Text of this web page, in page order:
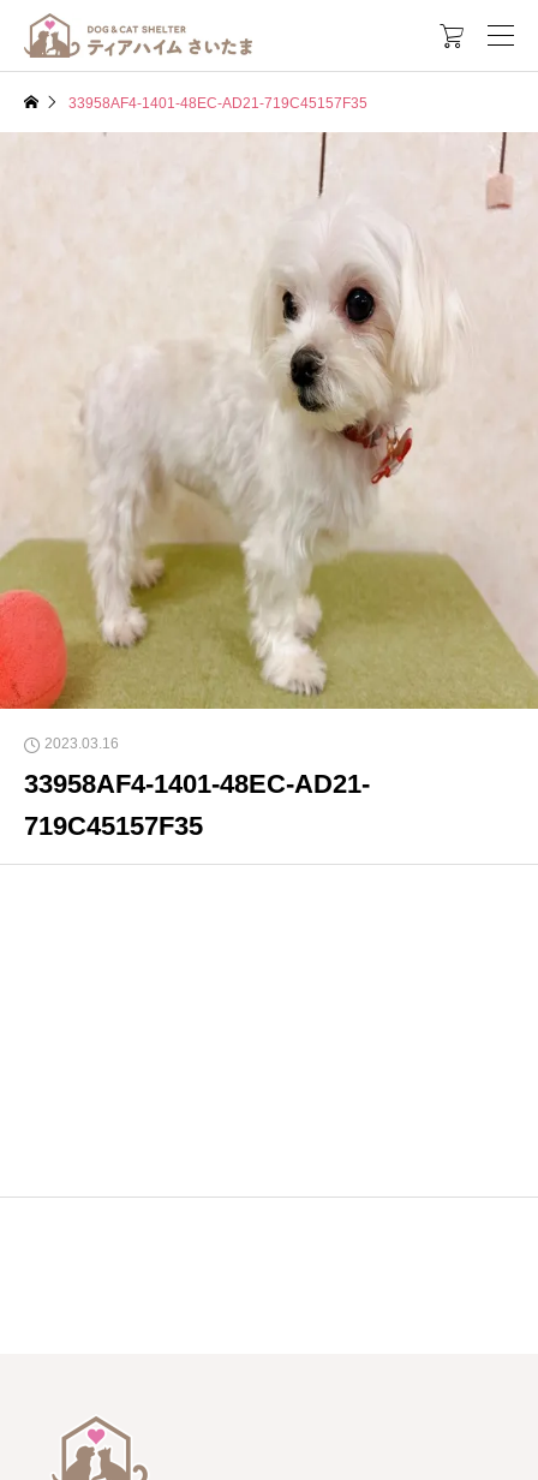

33958AF4-1401-48EC-AD21-719C45157F35
2023.03.16
33958AF4-1401-48EC-AD21-
719C45157F35